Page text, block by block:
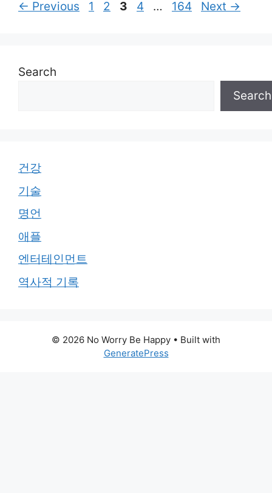
← Previous Page
1 Page
2 Page
3 Page
4 … Page
164 Next →
Search
Search
건강
기술
명언
애플
엔터테인먼트
역사적 기록
© 2026 No Worry Be Happy • Built with
GeneratePress